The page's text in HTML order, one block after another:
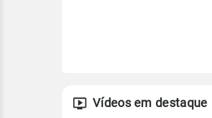
Vídeos em destaque